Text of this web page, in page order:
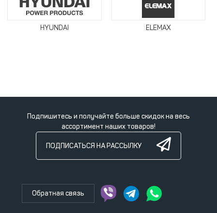
HYUNDAI ELEMAX
Подпишитесь и получайте больше скидок на весь
ассортимент наших товаров!
ПОДПИСАТЬСЯ НА РАССЫЛКУ
Обратная связь